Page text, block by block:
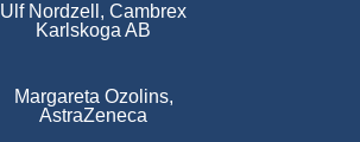
Ulf Nordzell, Cambrex
Karlskoga AB
Margareta Ozolins,
AstraZeneca